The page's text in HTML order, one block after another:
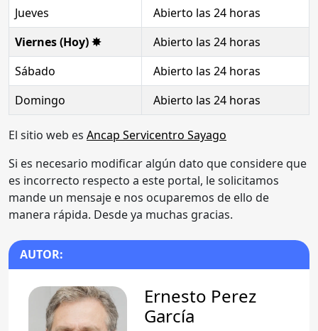
Jueves
Abierto las 24 horas
Viernes (Hoy) ✸
Abierto las 24 horas
Sábado
Abierto las 24 horas
Domingo
Abierto las 24 horas
El sitio web es Ancap Servicentro Sayago
Si es necesario modificar algún dato que considere que
es incorrecto respecto a este portal, le solicitamos
mande un mensaje e nos ocuparemos de ello de
manera rápida. Desde ya muchas gracias.
AUTOR:
Ernesto Perez
García